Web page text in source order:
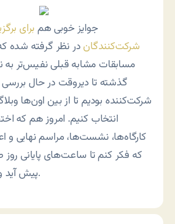
جوایز خوبی هم برای
شرکت‌کنندگاندر نظر گرفته شده
مسابقات مشابه قبلی نفیس‌تر
گذشته تا دیروقت در حال
شرکت‌کننده بودیم تا از بین اون‌ها
انتخاب کنیم. امروز هم که
کارگاه‌ها، نشست‌ها، مراسم نهایی و
که فکر کنم تا ساعت‌های پایانی
پیش آید و چه در نظر افتد.